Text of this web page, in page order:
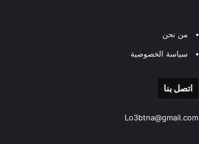
من نحن
سياسة الخصوصية
اتصل بنا
Lo3btna@gmail.com